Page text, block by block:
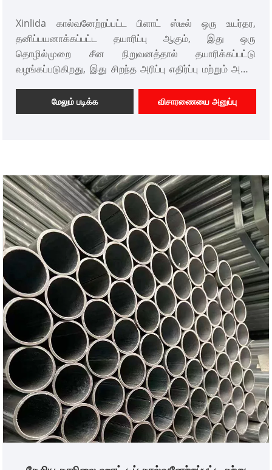
Xinlida கால்வனேற்றப்பட்ட பிளாட் ஸ்டீல் ஒரு உயர்தர,
தனிப்பயனாக்கப்பட்ட தயாரிப்பு ஆகும், இது ஒரு
தொழில்முறை சீன நிறுவனத்தால் தயாரிக்கப்பட்டு
வழங்கப்படுகிறது, இது சிறந்த அரிப்பு எதிர்ப்பு மற்றும் அதிக
நம்பகமான தயாரிப்பு செயல்திறனை உறுதிப்படுத்த, மேம்பட்ட
ஹாட் டிப் கால்வனைசிங் தொழில்நுட்பத்தைப்
மற்றும் போட்டி விலைக்கு பெயர் பெற்றது. உலகளாவிய
வாடிக்கையாளர்களின் பல்வேறு கொள்முதல் தேவைகளைப்
பூர்த்தி செய்வதன் மூலம் தனிப்பயனாக்கம் முதல் டெலிவரி
வரை ஒரு நிறுத்த சேவையை நாங்கள் வழங்குகிறோம்.
மேலும் படிக்க விசாரணையை அனுப்பு